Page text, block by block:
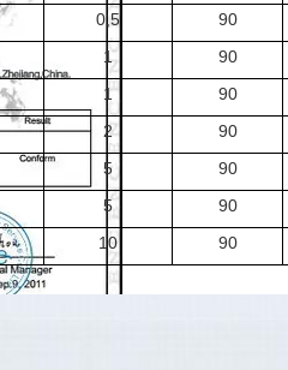
0,5 90
1 90
1 90
2 90
5 90
5 90
10 90